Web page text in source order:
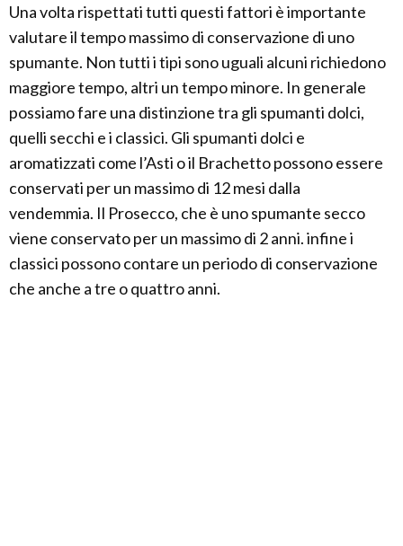
Una volta rispettati tutti questi fattori è importante
valutare il tempo massimo di conservazione di uno
spumante. Non tutti i tipi sono uguali alcuni richiedono
maggiore tempo, altri un tempo minore. In generale
possiamo fare una distinzione tra gli spumanti dolci,
quelli secchi e i classici. Gli spumanti dolci e
aromatizzati come l’Asti o il Brachetto possono essere
conservati per un massimo di 12 mesi dalla
vendemmia. Il Prosecco, che è uno spumante secco
viene conservato per un massimo di 2 anni. infine i
classici possono contare un periodo di conservazione
che anche a tre o quattro anni.